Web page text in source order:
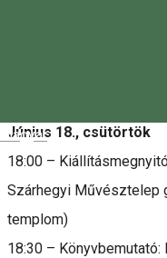
Magyar
Június 18., csütörtök
18:00 –
Szárhegyi Művésztelep
templom)
18:30 –